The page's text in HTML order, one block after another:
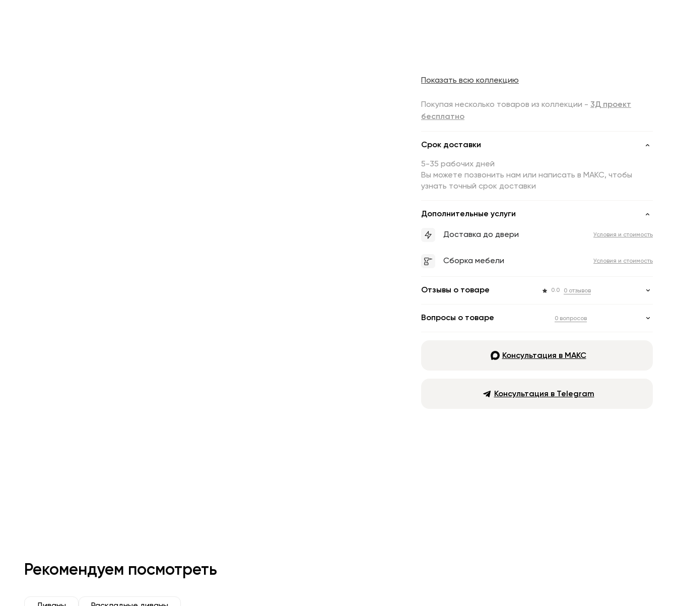
Показать всю коллекцию
Покупая несколько товаров из коллекции - 3Д проект
бесплатно
Срок доставки
5-35 рабочих дней
Вы можете позвонить нам или написать в МАКС, чтобы
узнать точный срок доставки
Дополнительные услуги
Доставка до двери Условия и стоимость
Сборка мебели Условия и стоимость
Отзывы о товаре 0.0 0 отзывов
Вопросы о товаре 0 вопросов
Консультация в МАКС
Консультация в Telegram
Рекомендуем посмотреть